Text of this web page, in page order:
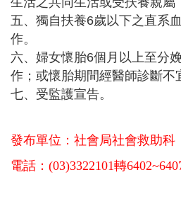
五、獨自扶養6歲以下之直系
作。
六、婦女懷胎6個月以上至分
作；或懷胎期間經醫師診斷不
七、受監護宣告。
發布單位：社會局社會救助科
電話：(03)3322101轉